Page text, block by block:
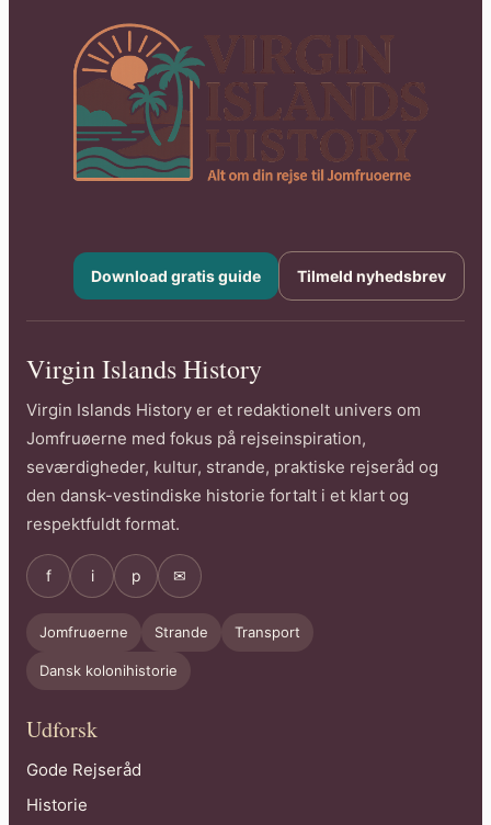
Download gratis guide Tilmeld nyhedsbrev
Virgin Islands History
Virgin Islands History er et redaktionelt univers om
Jomfruøerne med fokus på rejseinspiration,
seværdigheder, kultur, strande, praktiske rejseråd og
den dansk-vestindiske historie fortalt i et klart og
respektfuldt format.
f i p ✉
Jomfruøerne Strande Transport
Dansk kolonihistorie
Udforsk
Gode Rejseråd
Historie